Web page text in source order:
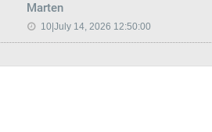
Marten
10|July 14, 2026 12:50:00